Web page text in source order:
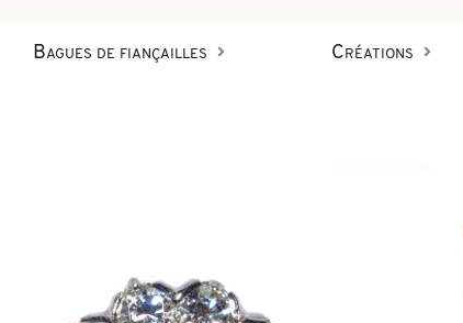
Bagues de fiançailles Créations